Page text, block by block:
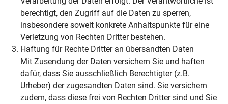
berechtigt, den Zugriff auf die Daten zu sperren,
insbesondere soweit konkrete Anhaltspunkte für eine
Verletzung von Rechten Dritter bestehen.
Haftung für Rechte Dritter an übersandten Daten
Mit Zusendung der Daten versichern Sie und haften
dafür, dass Sie ausschließlich Berechtigter (z.B.
Urheber) der zugesandten Daten sind. Sie versichern
zudem, dass diese frei von Rechten Dritter sind und Sie